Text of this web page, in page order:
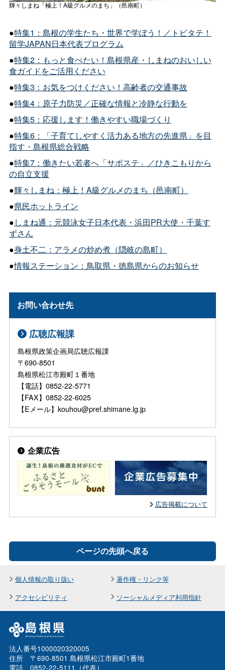
輝々しまね「極上！A級グルメのまち」（邑南町）
●特集1：島根の学生たち・世界で学ぼう！／トビタテ！
留学JAPAN日本代表プログラム
●特集2：もっと食べたい！島根県産・しまねのおいしい
食ガイドをご活用ください
●特集3：お気をつけください！高齢者の交通事故
●特集4：原子力防災／正確な情報と冷静な行動を
●特集5：応援します！働きやすい職場づくり
●特集6：「子育てしやすく活力ある地方の先進県」を目
指す・島根県総合戦略
●特集7：働きたい若者へ「サポステ」／ひきこもりから
の自立支援
●輝々しまね：極上！A級グルメのまち（邑南町）
●県民ホットライン
●しまね通：元競泳女子日本代表・浜田PR大使・千葉す
ずさん
●身土不二：アラメの炒め煮（隠岐の島町）
●情報ステーション：鳥取県・徳島県からのお知らせ
お問い合わせ先
広聴広報課
島根県政策企画局広聴広報課
〒690-8501
島根県松江市殿町１番地
【電話】0852-22-5771
【FAX】0852-22-6025
【Eメール】kouhou@pref.shimane.lg.jp
企業広告
広告掲載について
ページの先頭へ戻る
個人情報の取り扱い
著作権・リンク等
アクセシビリティ
ソーシャルメディア利用指針
法人番号1000020320005
住所 〒690-8501 島根県松江市殿町1番地
電話 0852-22-5111（代表）